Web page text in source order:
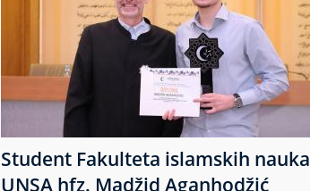
Student Fakulteta islamskih nauka
UNSA hfz. Madžid Aganhodžić